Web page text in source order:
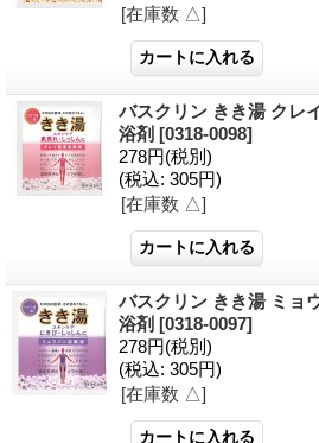
[在庫数 △]
バスクリン きき湯 クレ
浴剤 [0318-0098]
278円(税別)
(税込: 305円)
[在庫数 △]
バスクリン きき湯 ミョ
浴剤 [0318-0097]
278円(税別)
(税込: 305円)
[在庫数 △]